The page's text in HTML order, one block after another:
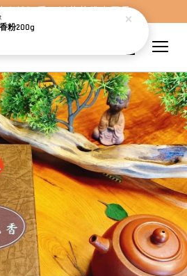
奇楠沉香，妙蓮華佛事用品。
粉200g